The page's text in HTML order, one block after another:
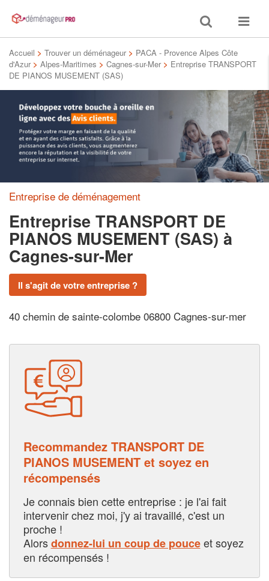
Toggle
search
Toggle
Accueil > Trouver un déménageur > PACA - Provence Alpes Côte
d'Azur > Alpes-Maritimes > Cagnes-sur-Mer > Entreprise TRANSPORT
DE PIANOS MUSEMENT (SAS)
Entreprise de déménagement
Entreprise TRANSPORT DE
PIANOS MUSEMENT (SAS) à
Cagnes-sur-Mer
Il s'agit de votre entreprise ?
40 chemin de sainte-colombe 06800 Cagnes-sur-mer
Recommandez TRANSPORT DE
PIANOS MUSEMENT et soyez en
récompensés
Je connais bien cette entreprise : je l'ai fait
intervenir chez moi, j'y ai travaillé, c'est un
proche !
Alorsdonnez-lui un coup de pouceet soyez
en récompensés !